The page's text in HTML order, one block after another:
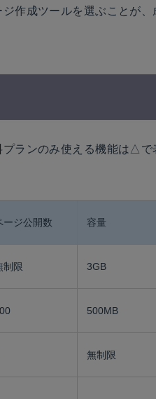
作成ツールを選ぶことが、
ランのみ使える機能は△で
ージ公開数 容量
制限 3GB
500MB
無制限